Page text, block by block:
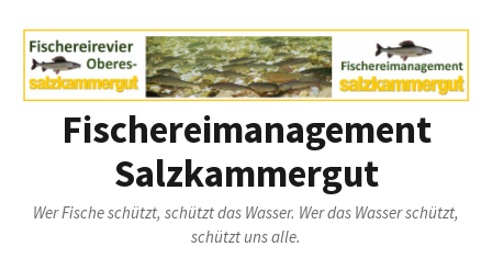
zum
Inhalt
Fischereimanagement
Salzkammergut
Wer Fische schützt, schützt das Wasser. Wer das Wasser schützt,
schützt uns alle.